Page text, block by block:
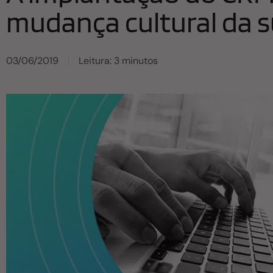
mudança cultural da
03/06/2019 Leitura: 3 minutos